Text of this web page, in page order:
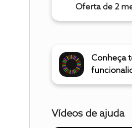
Oferta de 2
Conheça
Vídeos de ajuda